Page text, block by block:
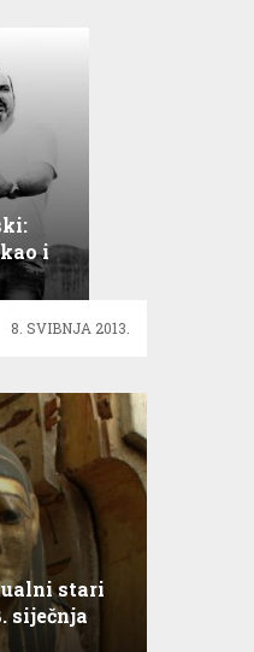
i
8. SVIBNJA 2013.
stari
siječnja